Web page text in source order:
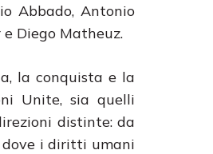
Abbado, Antonio
Diego Matheuz.
la conquista e la
Unite, sia quelli
distinte: da
i diritti umani